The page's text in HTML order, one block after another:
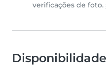
verificações de foto.
Disponibilidade